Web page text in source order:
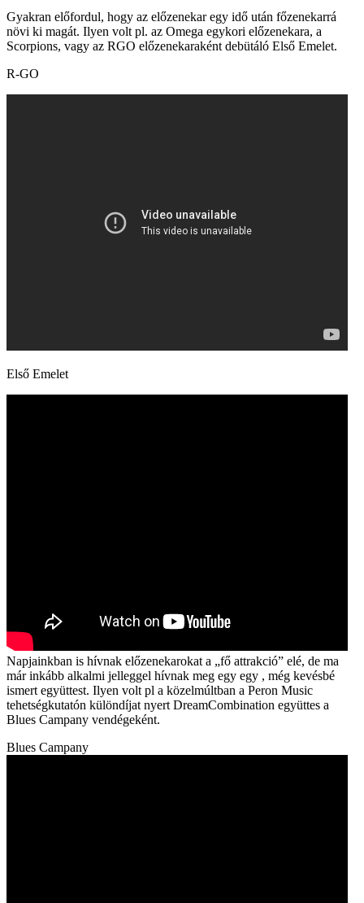
Gyakran előfordul, hogy az előzenekar egy idő után főzenekarrá
növi ki magát. Ilyen volt pl. az Omega egykori előzenekara, a
Scorpions, vagy az RGO előzenekaraként debütáló Első Emelet.
R-GO
Első Emelet
Napjainkban is hívnak előzenekarokat a „fő attrakció” elé, de ma
már inkább alkalmi jelleggel hívnak meg egy egy , még kevésbé
ismert együttest. Ilyen volt pl a közelmúltban a Peron Music
tehetségkutatón különdíjat nyert DreamCombination együttes a
Blues Campany vendégeként.
Blues Campany